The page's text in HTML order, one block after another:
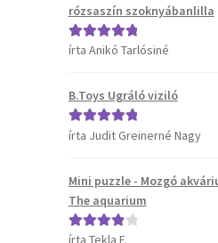
rózsaszín szoknyábanlilla
Értékelés:5/
írta Anikó Tarlósiné
B.Toys Ugráló viziló
Értékelés:5/
írta Judit Greinerné Nagy
Mini puzzle - Mozgó
The aquarium
Értékelés: